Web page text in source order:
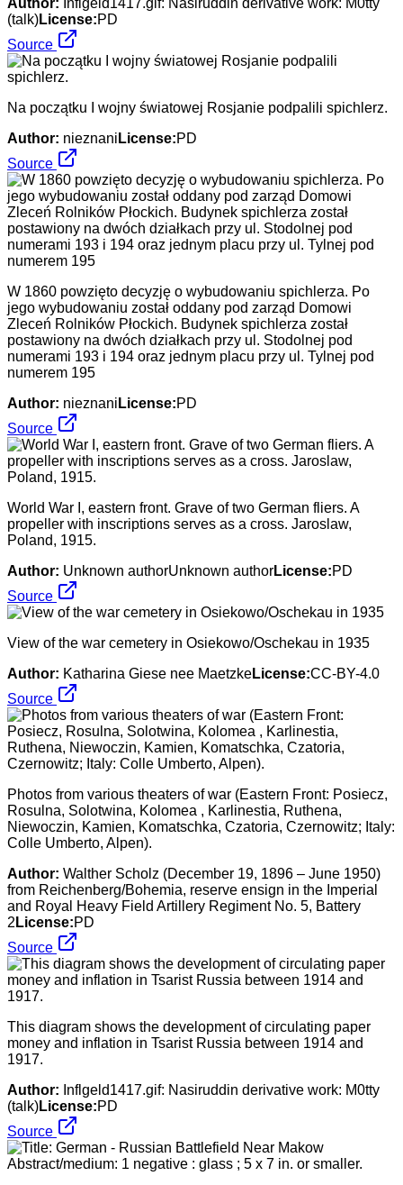
(talk)License:PD
Source
Na początku I wojny światowej Rosjanie podpalili spichlerz.
Author: nieznani License:PD
Source
W 1860 powzięto decyzję o wybudowaniu spichlerza. Po
jego wybudowaniu został oddany pod zarząd Domowi
Zleceń Rolników Płockich. Budynek spichlerza został
postawiony na dwóch działkach przy ul. Stodolnej pod
numerami 193 i 194 oraz jednym placu przy ul. Tylnej pod
numerem 195
Author: nieznani License:PD
Source
World War I, eastern front. Grave of two German fliers. A
propeller with inscriptions serves as a cross. Jaroslaw,
Poland, 1915.
Author: Unknown authorUnknown authorLicense:PD
Source
View of the war cemetery in Osiekowo/Oschekau in 1935
Author: Katharina Giese nee MaetzkeLicense:CC-BY-4.0
Source
Photos from various theaters of war (Eastern Front: Posiecz,
Rosulna, Solotwina, Kolomea , Karlinestia, Ruthena,
Niewoczin, Kamien, Komatschka, Czatoria, Czernowitz; Italy:
Colle Umberto, Alpen).
Author: Walther Scholz (December 19, 1896 – June 1950)
from Reichenberg/Bohemia, reserve ensign in the Imperial
and Royal Heavy Field Artillery Regiment No. 5, Battery
2 License:PD
Source
This diagram shows the development of circulating paper
money and inflation in Tsarist Russia between 1914 and
1917.
Author: Inflgeld1417.gif: Nasiruddin derivative work: M0tty
(talk)License:PD
Source